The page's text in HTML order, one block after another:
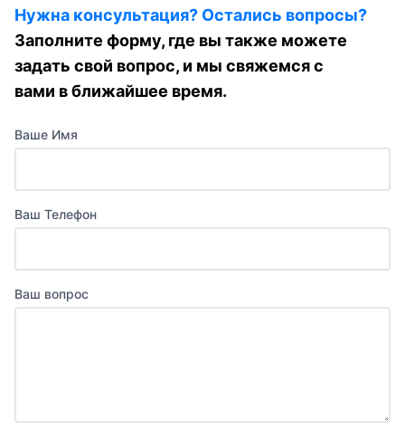
Нужна консультация? Остались вопросы?
Заполните форму, где вы также можете
задать свой вопрос, и мы свяжемся с
вами в ближайшее время.
Ваше Имя
Ваш Телефон
Ваш вопрос